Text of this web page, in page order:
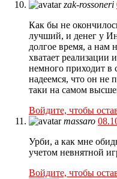
zak-rossoneri
Как бы не
лучший, и денег у
долгое время, а нам
хватает реализации
немного приходит в
надеемся, что он не
таки на самом
Войдите, чтобы
massaro
Урби, а как мне
учетом невнятной
Войдите, чтобы